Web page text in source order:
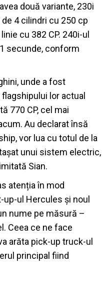
două variante, 230i
4 cilindri cu 250 cp
cu 382 CP. 240i-ul
secunde, conform
unde a fost
lor actual
770 CP, cel mai
Au declarat însă
vor lua cu totul de la
unui sistem electric,
Sian.
atenția în mod
ul Hercules și noul
nume pe măsură –
Ceea ce ne face
arăta pick-up truck-ul
principal fiind